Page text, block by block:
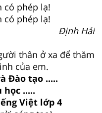
có phép lạ!
có phép lạ!
Định Hải
thân ở xa để thăm
của em.
Đào tạo .....
học .....
Việt lớp 4